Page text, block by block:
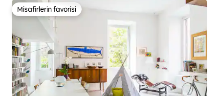
Misafirlerin favorisi
Misafirlerin favorisi